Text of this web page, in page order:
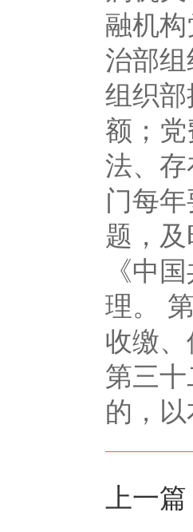
融机
治部
组织
额；
法、
门每
题，
《中
理。
收缴
第三
的，
上一